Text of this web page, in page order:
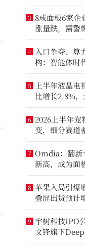
3 8成面板6家企
涨量跌，需警
4
入口争夺、算
构：智能体时
5
上半年液晶电
比增长2.8%
6 2026上半年宠
变，细分赛道
7 Omdia：翻新
新高，成为
池”
8 苹果入局引爆
叠屏出货预计
全年销量关键
9 宇树科技IPO
文锋旗下